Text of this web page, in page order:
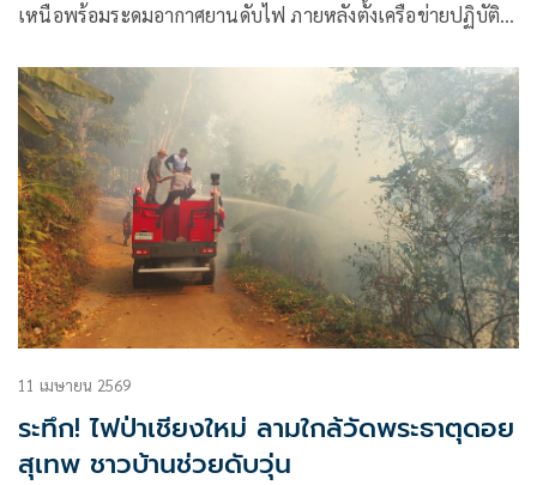
เหนือพร้อมระดมอากาศยานดับไฟ ภายหลังตั้งเครือข่ายปฏิบัติ
พื้นที่
11 เมษายน 2569
ระทึก! ไฟป่าเชียงใหม่ ลามใกล้วัดพระธาตุดอย
สุเทพ ชาวบ้านช่วยดับวุ่น